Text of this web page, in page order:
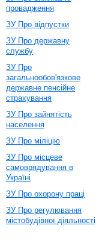
провадження
ЗУ Про відпустки
ЗУ Про державну
службу
ЗУ Про
загальнообов'язкове
державне пенсійне
страхування
ЗУ Про зайнятість
населення
ЗУ Про міліцію
ЗУ Про місцеве
самоврядування в
Україні
ЗУ Про охорону праці
ЗУ Про регулювання
містобудівної діяльності